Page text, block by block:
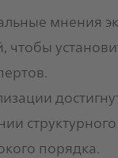
мнения
чтобы
порядка.